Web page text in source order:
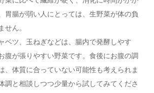
胃腸が弱い人にとっては、生野菜が体の負
せん。
ベツ、玉ねぎなどは、腸内で発酵しやす
腹が張りやすい野菜です。食後にお腹の調
、体質に合っていない可能性も考えられま
調と相談しつつ少量から試してみてくださ